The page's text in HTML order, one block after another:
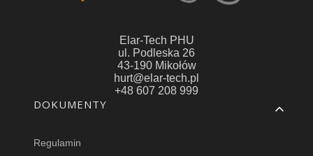
Elar-Tech PHU
ul. Podleska 26
43-190 Mikołów
hurt@elar-tech.pl
+48 607 208 999
Linki w stopce
DOKUMENTY
Regulamin